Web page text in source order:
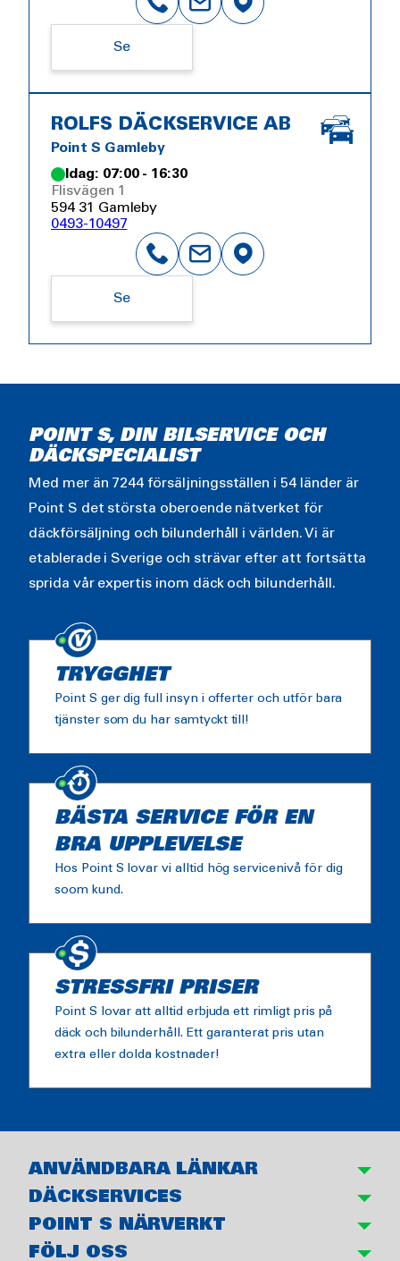
Se
ROLFS DÄCKSERVICE AB
Point S Gamleby
Idag: 07:00 - 16:30
Flisvägen 1
594 31 Gamleby
0493-10497
Se
POINT S, DIN BILSERVICE OCH
DÄCKSPECIALIST
Med mer än 7244 försäljningsställen i 54 länder är
Point S det största oberoende nätverket för
däckförsäljning och bilunderhåll i världen. Vi är
etablerade i Sverige och strävar efter att fortsätta
sprida vår expertis inom däck och bilunderhåll.
TRYGGHET
Point S ger dig full insyn i offerter och utför bara
tjänster som du har samtyckt till!
BÄSTA SERVICE FÖR EN
BRA UPPLEVELSE
Hos Point S lovar vi alltid hög servicenivå för dig
soom kund.
STRESSFRI PRISER
Point S lovar att alltid erbjuda ett rimligt pris på
däck och bilunderhåll. Ett garanterat pris utan
extra eller dolda kostnader!
ANVÄNDBARA LÄNKAR
DÄCKSERVICES
POINT S NÄRVERKT
FÖLJ OSS